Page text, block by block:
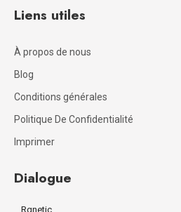
Liens utiles
À propos de nous
Blog
Conditions générales
Politique De Confidentialité
Imprimer
Dialogue
Rgnetic